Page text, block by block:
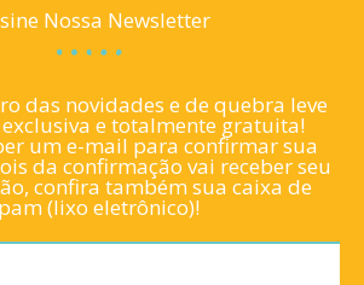
Nossa Newsletter
das novidades e de quebra leve
e totalmente gratuita!
um e-mail para confirmar sua
da confirmação vai receber seu
confira também sua caixa de
(lixo eletrônico)!